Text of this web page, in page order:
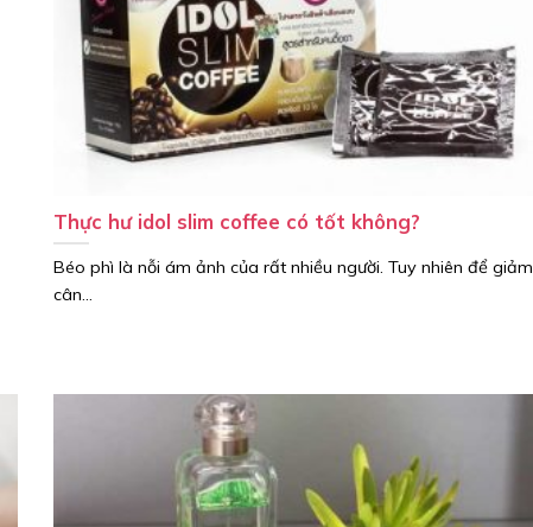
Thực hư idol slim coffee có tốt không?
Béo phì là nỗi ám ảnh của rất nhiều người. Tuy nhiên để giảm
cân...